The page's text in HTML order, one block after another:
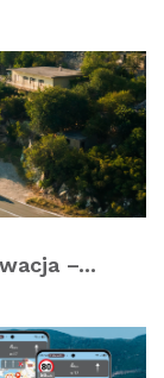
–...